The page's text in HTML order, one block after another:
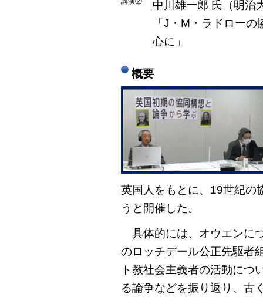
中川雄一郎 氏（明治
「J・M・ラドロー
心に」
概要
英国人をもとに、19世紀の
うと開催した。
具体的には、オウエンに
のロッチデール公正先駆者
ト教社会主義者の活動につ
る論争などを振り返り、古